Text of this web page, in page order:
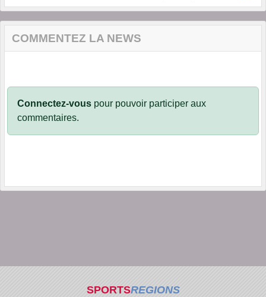
COMMENTEZ LA NEWS
Connectez-vous pour pouvoir participer aux
commentaires.
SPORTSREGIONS